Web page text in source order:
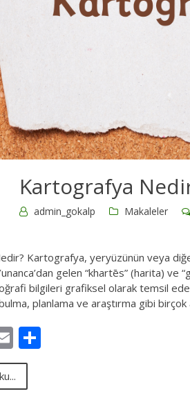
Kartografya
admin_gokalp Makaleler
Kartografya, yeryüzünün veya
gelen “khartēs” (harita)
bilgileri grafiksel olarak temsil
planlama ve araştırma gibi birçok
Email